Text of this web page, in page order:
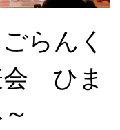
らんく
ひま